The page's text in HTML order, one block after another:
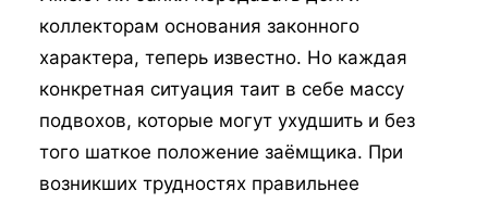
коллекторам основания законного
характера, теперь известно. Но каждая
конкретная ситуация таит в себе массу
подвохов, которые могут ухудшить и без
того шаткое положение заёмщика. При
возникших трудностях правильнее